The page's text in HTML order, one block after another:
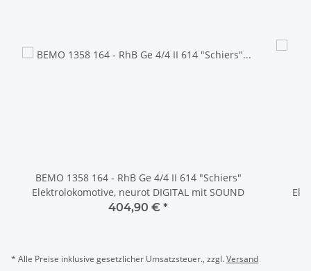
BEMO 1358 164 - RhB Ge 4/4 II 614 "Schiers"
Elektrolokomotive, neurot DIGITAL mit SOUND
404,90 € *
* Alle Preise inklusive gesetzlicher Umsatzsteuer., zzgl.Versand